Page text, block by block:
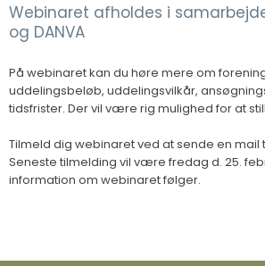
​Webinaret afholdes i
og DANVA
​På webinaret kan du høre mere om
uddelingsbeløb, uddelingsvilkår,
tidsfrister. Der vil være rig mulighed for at
Tilmeld dig webinaret ved at sende en mail
Seneste tilmelding vil være fredag d. 25.
information om webinaret følger.